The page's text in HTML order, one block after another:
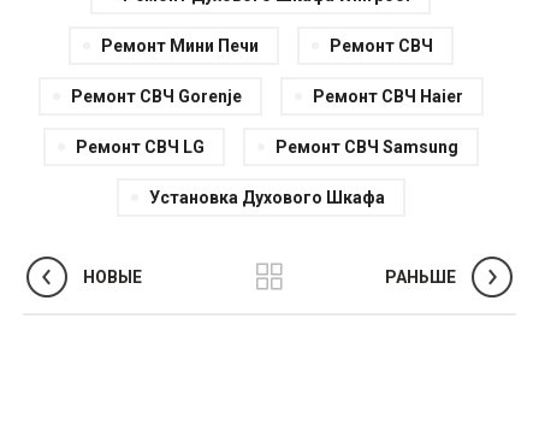
Ремонт Мини Печи Ремонт СВЧ
Ремонт СВЧ Gorenje Ремонт СВЧ Haier
Ремонт СВЧ LG Ремонт СВЧ Samsung
Установка Духового Шкафа
НОВЫЕ РАНЬШЕ